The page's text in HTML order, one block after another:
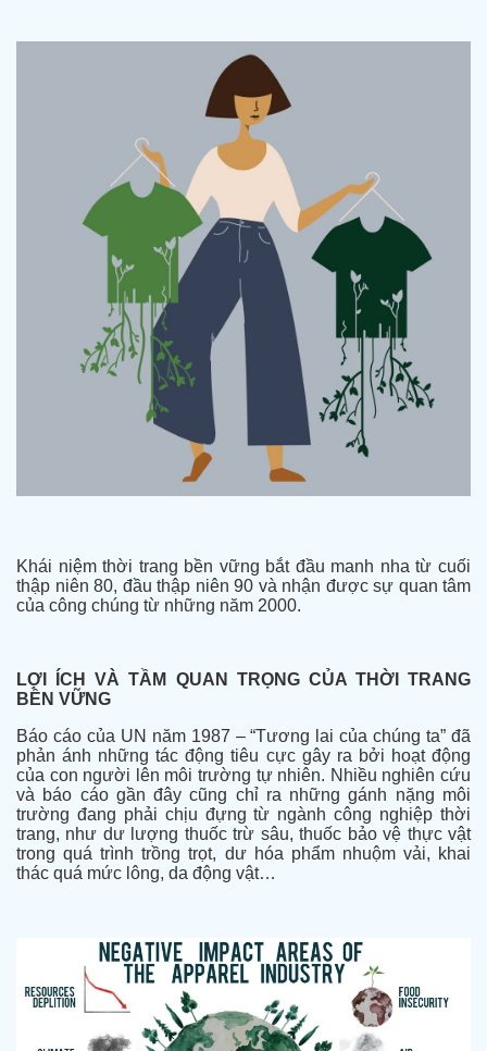
Khái niệm thời trang bền vững bắt đầu manh nha từ cuối
thập niên 80, đầu thập niên 90 và nhận được sự quan tâm
của công chúng từ những năm 2000.
LỢI ÍCH VÀ TẦM QUAN TRỌNG CỦA THỜI TRANG
BỀN VỮNG
Báo cáo của UN năm 1987 – “Tương lai của chúng ta” đã
phản ánh những tác động tiêu cực gây ra bởi hoạt động
của con người lên môi trường tự nhiên. Nhiều nghiên cứu
và báo cáo gần đây cũng chỉ ra những gánh nặng môi
trường đang phải chịu đựng từ ngành công nghiệp thời
trang, như dư lượng thuốc trừ sâu, thuốc bảo vệ thực vật
trong quá trình trồng trọt, dư hóa phẩm nhuộm vải, khai
thác quá mức lông, da động vật…